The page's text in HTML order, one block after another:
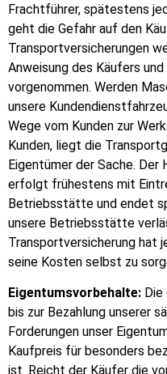
Frachtführer, spätestens
geht die Gefahr auf den
Transportversicherungen
Anweisung des Käufers
vorgenommen. Werden
unsere
Wege vom Kunden zur
Kunden, liegt die
Eigentümer der Sache. Der
erfolgt frühestens mit
Betriebsstätte und endet
unsere Betriebsstätte
Transportversicherung hat
seine Kosten selbst zu
Eigentumsvorbehalte:
bis zur Bezahlung unserer
Forderungen unser
Kaufpreis für besonders
ist. Reicht der Käufer die